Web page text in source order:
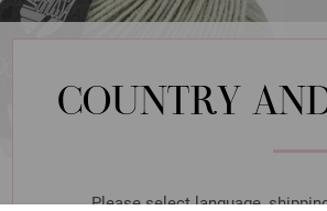
COUNTRY
Please select language,